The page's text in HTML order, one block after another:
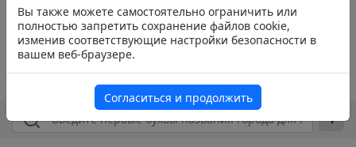
Вы также можете самостоятельно ограничить или
полностью запретить сохранение файлов cookie,
изменив соответствующие настройки безопасности в
вашем веб-браузере.
Согласиться и продолжить